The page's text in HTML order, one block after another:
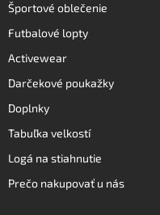
Športové oblečenie
Futbalové lopty
Activewear
Darčekové poukažky
Doplnky
Tabuľka velkostí
Logá na stiahnutie
Prečo nakupovať u nás